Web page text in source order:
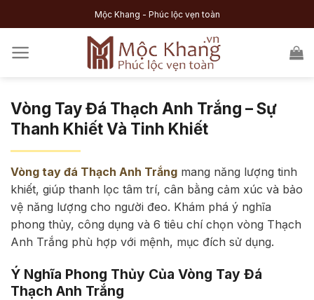
to
Mộc Khang - Phúc lộc vẹn toàn
Vòng Tay Đá Thạch Anh Trắng – Sự
Thanh Khiết Và Tinh Khiết
Vòng tay đá Thạch Anh Trắng mang năng lượng tinh
khiết, giúp thanh lọc tâm trí, cân bằng cảm xúc và bảo
vệ năng lượng cho người đeo. Khám phá ý nghĩa
phong thủy, công dụng và 6 tiêu chí chọn vòng Thạch
Anh Trắng phù hợp với mệnh, mục đích sử dụng.
Ý Nghĩa Phong Thủy Của Vòng Tay Đá
Thạch Anh Trắng